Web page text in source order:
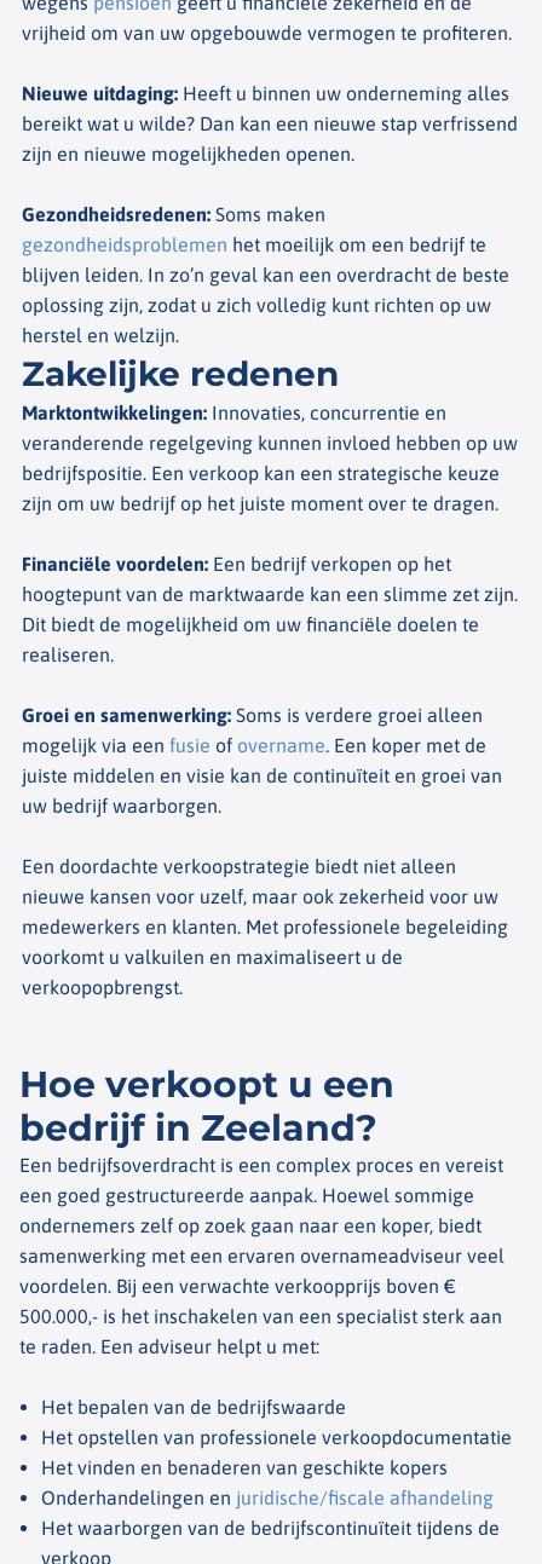
vrijheid om van uw opgebouwde vermogen te profiteren.
Nieuwe uitdaging: Heeft u binnen uw onderneming alles
bereikt wat u wilde? Dan kan een nieuwe stap verfrissend
zijn en nieuwe mogelijkheden openen.
Gezondheidsredenen: Soms maken
gezondheidsproblemen het moeilijk om een bedrijf te
blijven leiden. In zo’n geval kan een overdracht de beste
oplossing zijn, zodat u zich volledig kunt richten op uw
herstel en welzijn.
Zakelijke redenen
Marktontwikkelingen: Innovaties, concurrentie en
veranderende regelgeving kunnen invloed hebben op uw
bedrijfspositie. Een verkoop kan een strategische keuze
zijn om uw bedrijf op het juiste moment over te dragen.
Financiële voordelen: Een bedrijf verkopen op het
hoogtepunt van de marktwaarde kan een slimme zet zijn.
Dit biedt de mogelijkheid om uw financiële doelen te
realiseren.
Groei en samenwerking: Soms is verdere groei alleen
mogelijk via een fusie of overname. Een koper met de
juiste middelen en visie kan de continuïteit en groei van
uw bedrijf waarborgen.
Een doordachte verkoopstrategie biedt niet alleen
nieuwe kansen voor uzelf, maar ook zekerheid voor uw
medewerkers en klanten. Met professionele begeleiding
voorkomt u valkuilen en maximaliseert u de
verkoopopbrengst.
Hoe verkoopt u een
bedrijf in Zeeland?
Een bedrijfsoverdracht is een complex proces en vereist
een goed gestructureerde aanpak. Hoewel sommige
ondernemers zelf op zoek gaan naar een koper, biedt
samenwerking met een ervaren overnameadviseur veel
voordelen. Bij een verwachte verkoopprijs boven €
500.000,- is het inschakelen van een specialist sterk aan
te raden. Een adviseur helpt u met:
Het bepalen van de bedrijfswaarde
Het opstellen van professionele verkoopdocumentatie
Het vinden en benaderen van geschikte kopers
Onderhandelingen en juridische/fiscale afhandeling
Het waarborgen van de bedrijfscontinuïteit tijdens de
verkoop